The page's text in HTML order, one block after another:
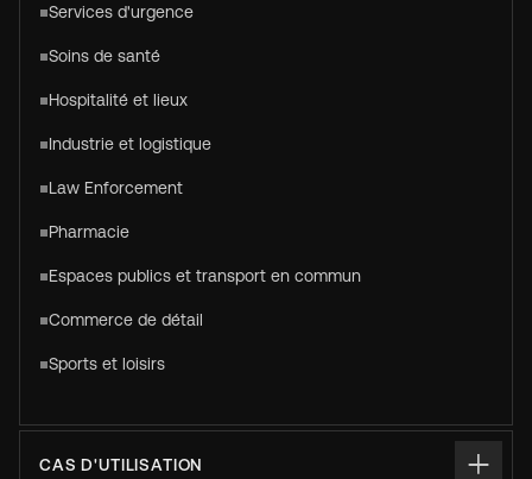
Services d'urgence
Soins de santé
Hospitalité et lieux
Industrie et logistique
Law Enforcement
Pharmacie
Espaces publics et transport en commun
Commerce de détail
Sports et loisirs
CAS D'UTILISATION